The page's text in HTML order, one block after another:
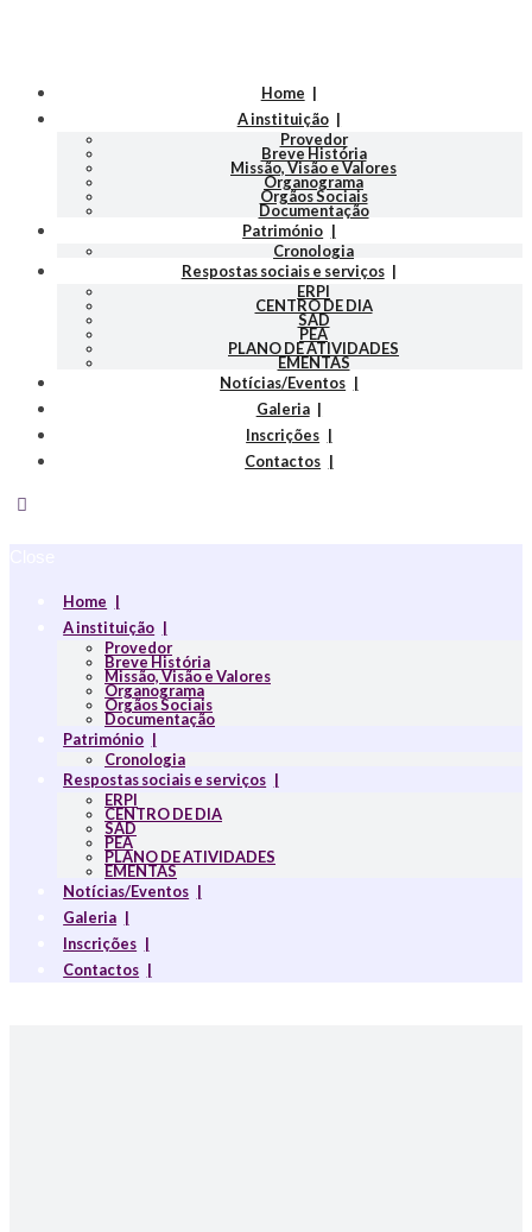
Home
A instituição
Provedor
Breve História
Missão, Visão e Valores
Organograma
Orgãos Sociais
Documentação
Património
Cronologia
Respostas sociais e serviços
ERPI
CENTRO DE DIA
SAD
PEA
PLANO DE ATIVIDADES
EMENTAS
Notícias/Eventos
Galeria
Inscrições
Contactos
Home
A instituição
Provedor
Breve História
Missão, Visão e Valores
Organograma
Orgãos Sociais
Documentação
Património
Cronologia
Respostas sociais e serviços
ERPI
CENTRO DE DIA
SAD
PEA
PLANO DE ATIVIDADES
EMENTAS
Notícias/Eventos
Galeria
Inscrições
Contactos